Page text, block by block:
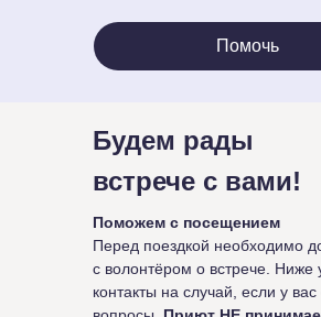
Помочь
Будем рады
встрече с вами!
Поможем с посещением
Перед поездкой необходимо
с волонтёром о встрече. Ниже
контакты на случай, если у вас